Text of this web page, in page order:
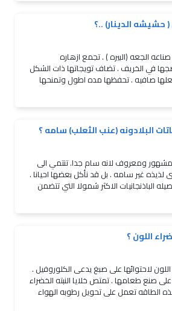
الدينار) ..؟
الجعه (البيره ) . تجمع ازهاره
في الخريف . تضاف تويجاتها ذات الشكل
صافيه . تحفظها مده اطول وتمنحها
البلادونه (عنب الثعلب) سامه ؟
ومعروف لانه سام جدا. تنتمي الى
لذيذه غير سامه . بل قد نأكل بعضها احيانا .
الباذنجانيات الاكثر شمولا التي تتضمن
اللون ؟
اللون لاحتوائها على صبغ يدعى الكلوروفيل .
صنع طعامها . تمتص خلايا النبته الخضراء
الطاقه تعمل على تحويل رطوبه الهواء